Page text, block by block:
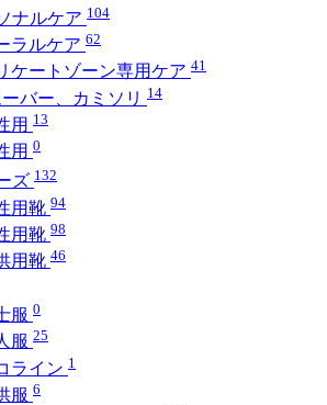
ナルケア 104
ラルケア 62
ケートゾーン専用ケア 41
バー、カミソリ 14
用 13
用 0
ズ 132
用靴 94
用靴 98
用靴 46
服 0
服 25
ライン 1
服 6